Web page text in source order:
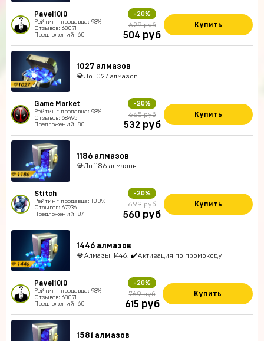
Pavel1010
Рейтинг продавца: 98%
Отзывов: 68071
Предложений: 60
-20%
629 руб
504 руб
Купить
1027 алмазов
💎До 1027 алмазов
Game Market
Рейтинг продавца: 98%
Отзывов: 68495
Предложений: 80
-20%
665 руб
532 руб
Купить
1186 алмазов
💎До 1186 алмазов
Stitch
Рейтинг продавца: 100%
Отзывов: 67936
Предложений: 87
-20%
699 руб
560 руб
Купить
1446 алмазов
💎Алмазы: 1446; ✔️Активация по промокоду
Pavel1010
Рейтинг продавца: 98%
Отзывов: 68071
Предложений: 60
-20%
769 руб
615 руб
Купить
1581 алмазов